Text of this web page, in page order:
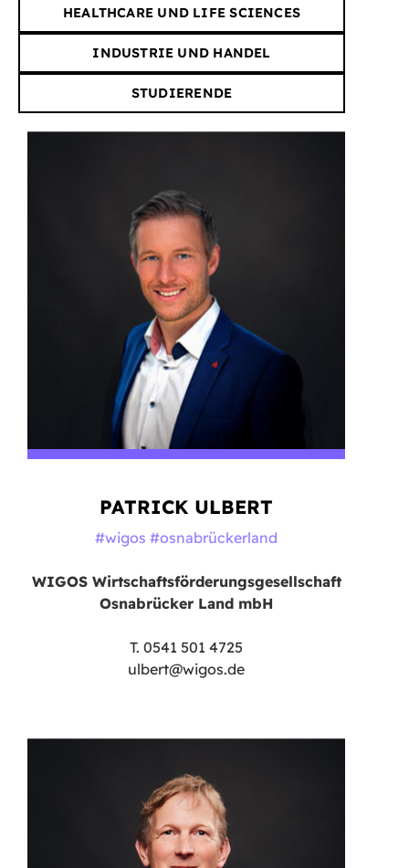
HEALTHCARE UND LIFE SCIENCES
INDUSTRIE UND HANDEL
STUDIERENDE
PATRICK ULBERT
#wigos #osnabrückerland
WIGOS Wirtschaftsförderungsgesellschaft
Osnabrücker Land mbH
T. 0541 501 4725
ulbert@wigos.de